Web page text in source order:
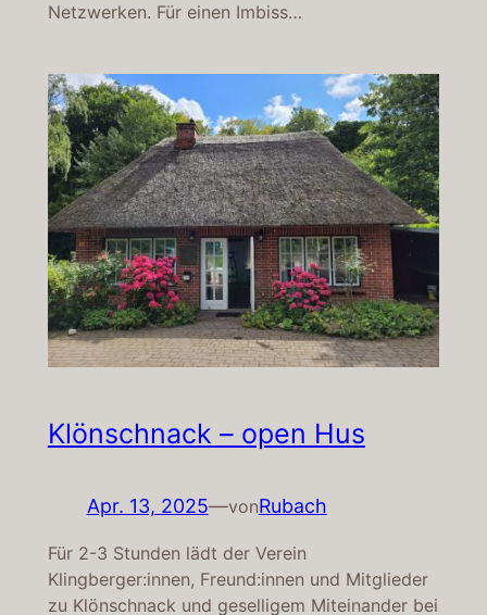
Netzwerken. Für einen Imbiss…
Klönschnack – open Hus
Apr. 13, 2025—vonRubach
Für 2-3 Stunden lädt der Verein
Klingberger:innen, Freund:innen und Mitglieder
zu Klönschnack und geselligem Miteinander bei